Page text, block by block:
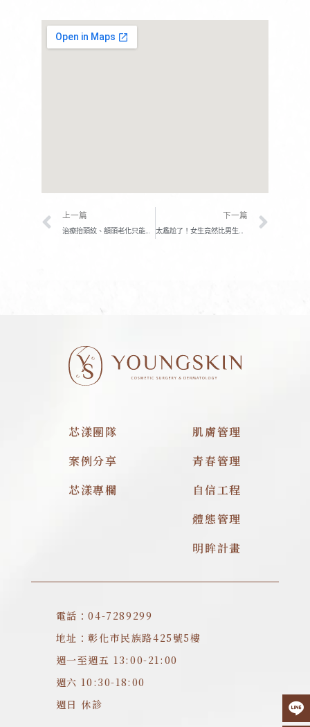
上一頁
上一篇
治療抬頭紋、額頭老化只能打肉毒桿菌？當心一錯誤打完更垂！
下一篇
太尷尬了！女生竟然比男生容易有「狐臭」，該怎麼改善狐臭呢？
芯漾團隊
案例分享
芯漾專欄
肌膚管理
青春管理
自信工程
體態管理
明眸計畫
電話：04-7289299
地址：彰化市民族路425號5樓
週一至週五 13:00-21:00
週六 10:30-18:00
週日 休診